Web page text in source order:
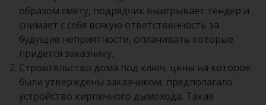
образом смету, подрядчик выигрывает тендер и
снимает с себя всякую ответственность за
будущие неприятности, оплачивать которые
придется заказчику.
Строительство дома под ключ, цены на которое
были утверждены заказчиком, предполагало
устройство кирпичного дымохода. Такая